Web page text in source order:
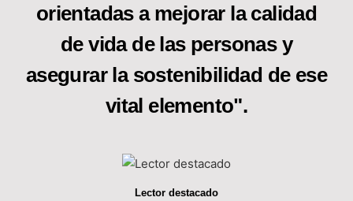
orientadas a mejorar la calidad
de vida de las personas y
asegurar la sostenibilidad de ese
vital elemento".
Lector destacado